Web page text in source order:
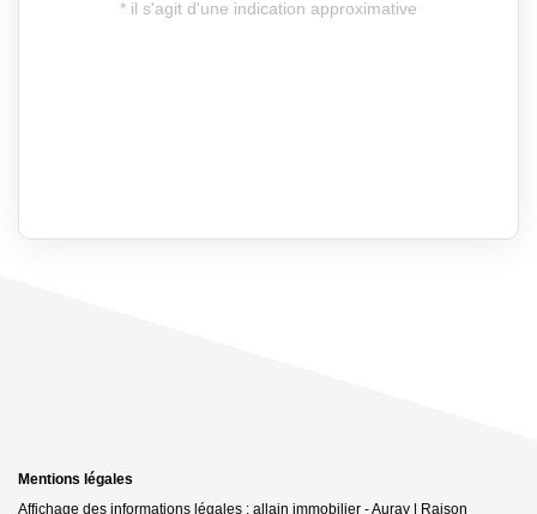
Mentions légales
Affichage des informations légales : allain immobilier - Auray | Raison